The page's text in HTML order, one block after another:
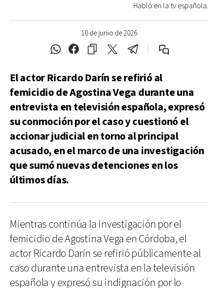
10 de junio de 2026
Habló en la tv española.
El actor Ricardo Darín se refirió al
femicidio de Agostina Vega durante una
entrevista en televisión española, expresó
su conmoción por el caso y cuestionó el
accionar judicial en torno al principal
acusado, en el marco de una investigación
que sumó nuevas detenciones en los
últimos días.
Mientras continúa la investigación por el
femicidio de Agostina Vega en Córdoba, el
actor Ricardo Darín se refirió públicamente al
caso durante una entrevista en la televisión
española y expresó su indignación por lo